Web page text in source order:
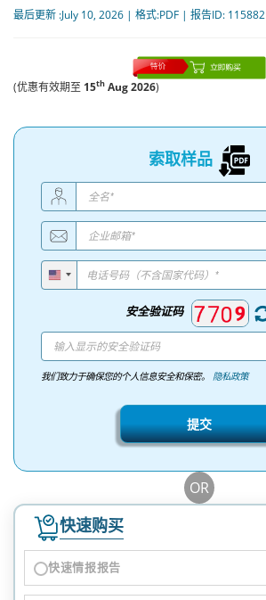
最后更新 :July 10, 2026 | 格式:PDF | 报告ID: 115882
(优惠有效期至 15th Aug 2026)
索取样品
安全验证码
我们致力于确保您的个人信息安全和保密。 隐私政策
提交
OR
快速购买
快速情报报告